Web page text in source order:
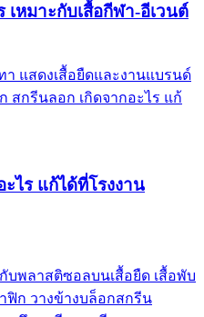
หมาะกับเสื้อกีฬา-อีเวนต์
ไร แก้ได้ที่โรงงาน